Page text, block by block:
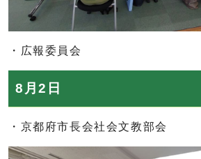
・広報委員会
8月2日
・京都府市長会社会文教部会